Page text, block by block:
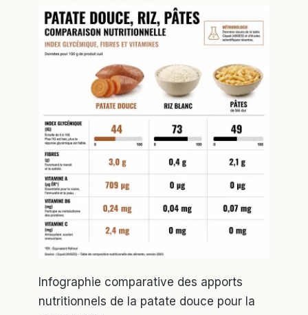
Infographie comparative des apports
nutritionnels de la patate douce pour la